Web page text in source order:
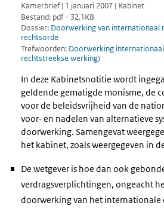
Kamerbrief | 1 januari 2007 | Kabinet
Bestand: pdf - 32.1KB
Dossier: Doorwerking van internationaal
rechtsorde
Trefwoorden: Doorwerking
rechtstreekse werking)
In deze Kabinetsnotitie wordt
geldende gematigde monisme, de
voor de beleidsvrijheid van de
voor- en nadelen van alternatieve
doorwerking. Samengevat
het kabinet, zoals weergegeven in
De wetgever is hoe dan ook
verdragsverplichtingen, ongeacht
doorwerking van het internationale